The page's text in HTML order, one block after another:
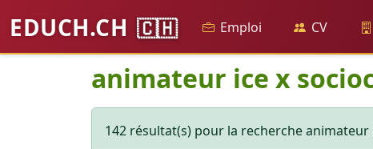
EDUCH.CH 🇨🇭 Emploi CV
animateur ice x
142 résultat(s) pour la recherche